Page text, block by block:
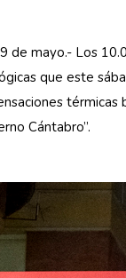
de mayo.- Los
que este
Cántabro”.